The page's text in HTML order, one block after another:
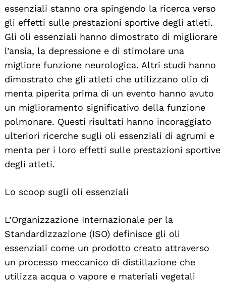
essenziali stanno ora spingendo la ricerca verso
gli effetti sulle prestazioni sportive degli atleti.
Gli oli essenziali hanno dimostrato di migliorare
l’ansia, la depressione e di stimolare una
migliore funzione neurologica. Altri studi hanno
dimostrato che gli atleti che utilizzano olio di
menta piperita prima di un evento hanno avuto
un miglioramento significativo della funzione
polmonare. Questi risultati hanno incoraggiato
ulteriori ricerche sugli oli essenziali di agrumi e
menta per i loro effetti sulle prestazioni sportive
degli atleti.
Lo scoop sugli oli essenziali
L’Organizzazione Internazionale per la
Standardizzazione (ISO) definisce gli oli
essenziali come un prodotto creato attraverso
un processo meccanico di distillazione che
utilizza acqua o vapore e materiali vegetali